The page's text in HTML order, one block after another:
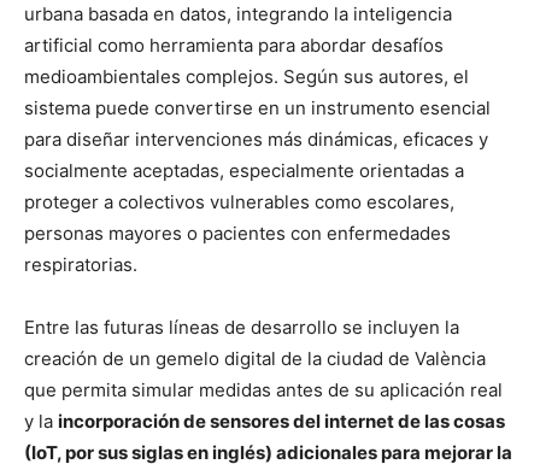
urbana basada en datos, integrando la inteligencia
artificial como herramienta para abordar desafíos
medioambientales complejos. Según sus autores, el
sistema puede convertirse en un instrumento esencial
para diseñar intervenciones más dinámicas, eficaces y
socialmente aceptadas, especialmente orientadas a
proteger a colectivos vulnerables como escolares,
personas mayores o pacientes con enfermedades
respiratorias.
Entre las futuras líneas de desarrollo se incluyen la
creación de un gemelo digital de la ciudad de València
que permita simular medidas antes de su aplicación real
y la incorporación de sensores del internet de las cosas
(IoT, por sus siglas en inglés) adicionales para mejorar la